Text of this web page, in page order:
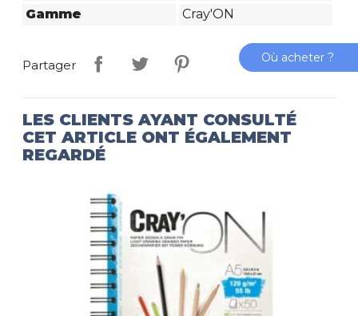
Gamme
Cray'ON
Partager
LES CLIENTS AYANT CONSULTÉ
CET ARTICLE ONT ÉGALEMENT
REGARDÉ
Où acheter ?